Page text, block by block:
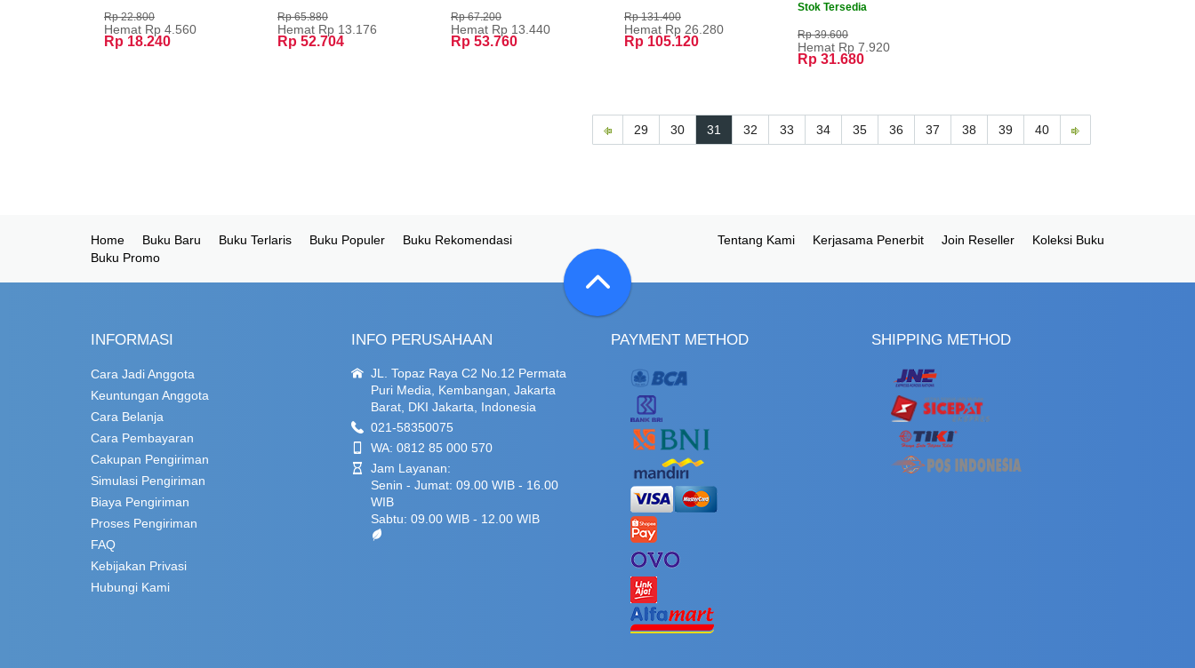
Rp 22.800
Hemat Rp 4.560
Rp 18.240
Rp 65.880
Hemat Rp 13.176
Rp 52.704
Rp 67.200
Hemat Rp 13.440
Rp 53.760
Rp 131.400
Hemat Rp 26.280
Rp 105.120
Stok Tersedia
Rp 39.600
Hemat Rp 7.920
Rp 31.680
29 30 31 32 33 34 35 36 37 38 39 40
Home Buku Baru Buku Terlaris Buku Populer
Buku Rekomendasi
Buku Promo
Tentang Kami Kerjasama Penerbit Join Reseller Koleksi Buku
INFORMASI
Cara Jadi Anggota
Keuntungan Anggota
Cara Belanja
Cara Pembayaran
Cakupan Pengiriman
Simulasi Pengiriman
Biaya Pengiriman
Proses Pengiriman
FAQ
Kebijakan Privasi
Hubungi Kami
INFO PERUSAHAAN
JL. Topaz Raya C2 No.12 Permata
Puri Media, Kembangan, Jakarta
Barat, DKI Jakarta, Indonesia
021-58350075
WA: 0812 85 000 570
Jam Layanan:
Senin - Jumat: 09.00 WIB - 16.00
WIB
Sabtu: 09.00 WIB - 12.00 WIB
PAYMENT METHOD SHIPPING METHOD